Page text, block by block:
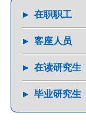
在职职工
客座人员
在读研究生
毕业研究生